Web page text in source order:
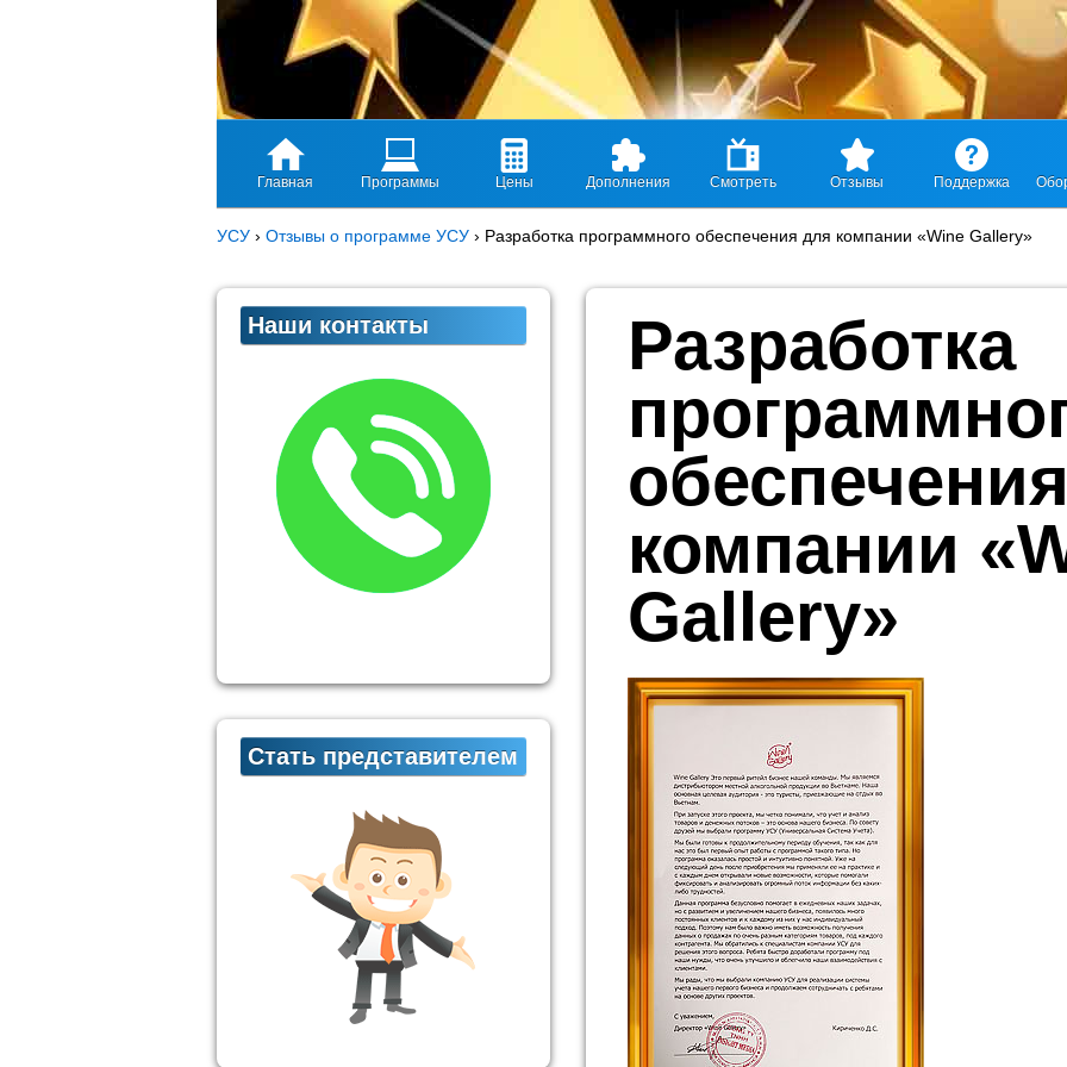
Главная Программы Цены Дополнения Смотреть Отзывы Поддержка
УСУ › Отзывы о программе УСУ › Разработка программного обеспечения для компании «Wine Gallery»
Разработка
компании
Gallery»
Наши контакты
Стать представителем